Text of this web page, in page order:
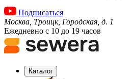
Подписаться
Москва, Троицк, Городская, д. 1
Ежедневно с 10 до 19 часов
Каталог